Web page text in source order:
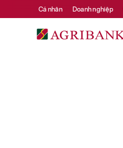
Cá nhân Doanh nghiệp